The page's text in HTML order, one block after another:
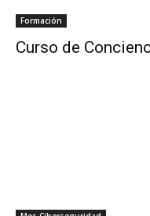
Formación
Curso de